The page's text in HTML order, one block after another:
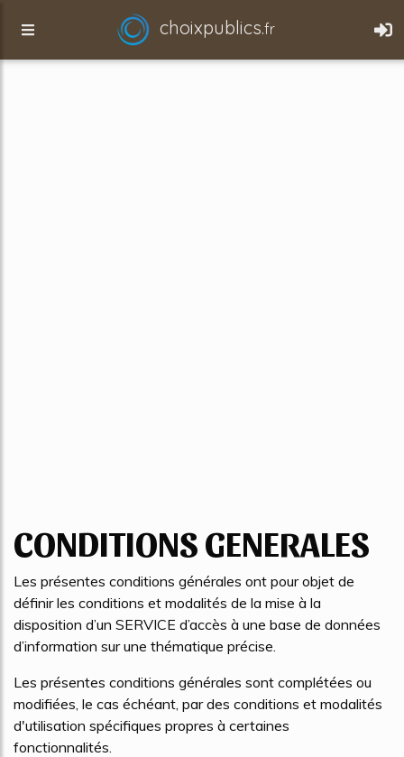
choixpublics.fr
CONDITIONS GENERALES
Les présentes conditions générales ont pour objet de
définir les conditions et modalités de la mise à la
disposition d’un SERVICE d’accès à une base de données
d’information sur une thématique précise.
Les présentes conditions générales sont complétées ou
modifiées, le cas échéant, par des conditions et modalités
d'utilisation spécifiques propres à certaines
fonctionnalités.